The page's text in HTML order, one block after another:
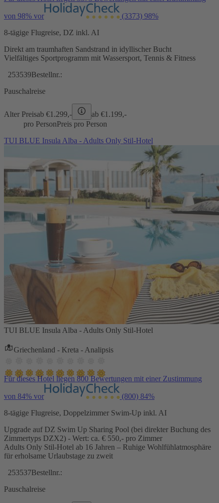
von 98% vor (3373) 98%
8-tägige Flugreise, DZ inkl. AI
Direkt am traumhaften Sandstrand in idyllischer Bucht
Vielfältiges Sportprogramm mit Wassersport, Tennis & Fitness
253539Bestellnr.:
Pauschalreise
Alter Preisab €1.299,- ab €1.199,-
pro PersonPreis pro Person
TUI BLUE Insula Alba - Adults Only Stil-Hotel
TUI BLUE Insula Alba - Adults Only Stil-Hotel
Griechenland - Kreta - Analipsis
Für dieses Hotel liegen 800 Bewertungen mit einer Zustimmung
von 84% vor (800) 84%
8-tägige Flugreise, Doppelzimmer Swim-Up inkl. AI
Upgrade auf DZ Swim Up Sharing Pool (bei direkter Buchung des
Zimmertyps DZX2) - Wert: ca. € 550,- pro Zimmer
Adults Only Stil-Hotel ab 16 Jahren – Ruhige Wohlfühlatmosphäre
für erholsame Urlaubstage zu zweit
253537Bestellnr.:
Pauschalreise